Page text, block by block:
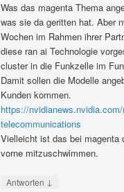
Was das magenta Thema
was sie da geritten hat. Aber
Wochen im Rahmen ihrer
diese ran ai Technologie
cluster in die Funkzelle im
Damit sollen die Modelle
Kunden kommen.
https://
telecommunications
Vielleicht ist das bei magenta
vorne mitzuschwimmen.
Antworten ↓